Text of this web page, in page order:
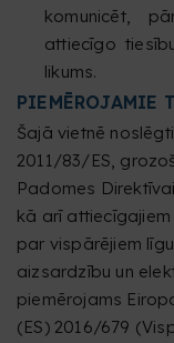
komunicēt,
attiecīgo
likums.
PIEMĒROJAMIE
Šajā vietnē
2011/83/ES,
Padomes
kā arī
par vispārējiem
aizsardzību un
piemērojams
(ES) 2016/679